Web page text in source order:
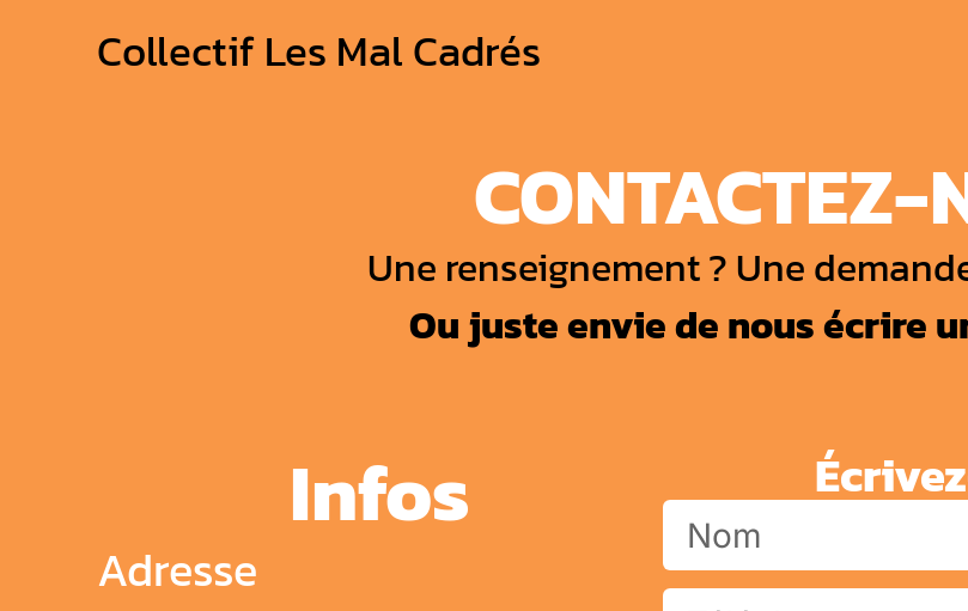
Collectif Les Mal Cadrés
CONTACTEZ-
Une renseignement ? Une
Ou juste envie de nous écrire
Infos
Adresse